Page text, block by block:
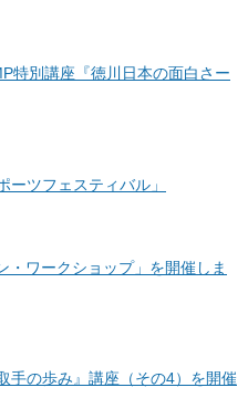
特別講座『徳川日本の面白さー
ーツフェスティバル」
・ワークショップ」を開催しま
手の歩み』講座（その4）を開催